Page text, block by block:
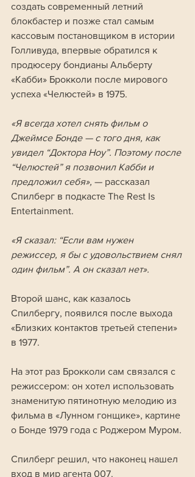
создать современный летний
блокбастер и позже стал самым
кассовым постановщиком в истории
Голливуда, впервые обратился к
продюсеру бондианы Альберту
«Кабби» Брокколи после мирового
успеха «Челюстей» в 1975.
«Я всегда хотел снять фильм о
Джеймсе Бонде — с того дня, как
увидел “Доктора Ноу”. Поэтому после
“Челюстей” я позвонил Кабби и
предложил себя», — рассказал
Спилберг в подкасте The Rest Is
Entertainment.
«Я сказал: “Если вам нужен
режиссер, я бы с удовольствием снял
один фильм”. А он сказал нет».
Второй шанс, как казалось
Спилбергу, появился после выхода
«Близких контактов третьей степени»
в 1977.
На этот раз Брокколи сам связался с
режиссером: он хотел использовать
знаменитую пятинотную мелодию из
фильма в «Лунном гонщике», картине
о Бонде 1979 года с Роджером Муром.
Спилберг решил, что наконец нашел
вход в мир агента 007.